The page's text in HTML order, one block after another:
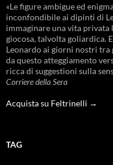
«Le figure ambigue ed
inconfondibile ai dipinti di
immaginare una vita
giocosa, talvolta goliardica.
Leonardo ai giorni nostri tra
da questo atteggiamento
ricca di suggestioni sulla
Corriere della Sera
Acquista su Feltrinelli →
TAG